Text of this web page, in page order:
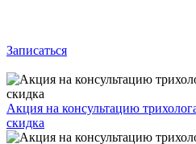
Записаться
Акция на консультацию
скидка